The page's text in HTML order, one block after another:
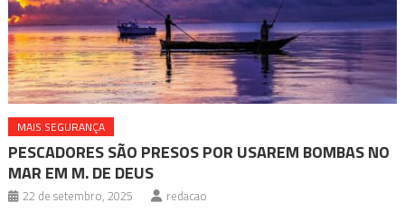
MAIS SEGURANÇA
PESCADORES SÃO PRESOS POR USAREM BOMBAS NO
MAR EM M. DE DEUS
22 de setembro, 2025 redacao